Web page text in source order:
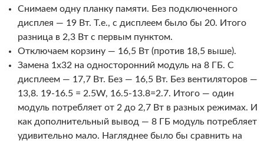
Снимаем одну планку памяти. Без подключенного
дисплея — 19 Вт. Т.е., с дисплеем было бы 20. Итого
разница в 2,3 Вт с первым пунктом.
Отключаем корзину — 16,5 Вт (против 18,5 выше).
Замена 1х32 на односторонний модуль на 8 ГБ. С
дисплеем — 17,7 Вт. Без — 16,5 Вт. Без вентиляторов —
13,8. 19-16.5 = 2.5W, 16.5-13.8=2.7. Итого — один
модуль потребляет от 2 до 2,7 Вт в разных режимах. И
как дополнительный вывод — 8 ГБ модуль потребляет
удивительно мало. Нагляднее было бы сравнить на